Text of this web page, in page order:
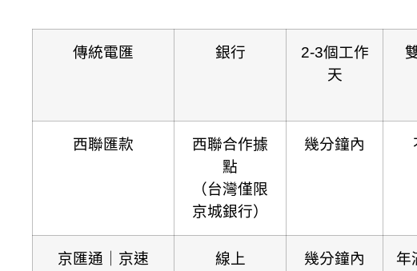
傳統電匯 銀行
2-3個工作
天
西聯匯款
西聯合作據
點
（台灣僅限
京城銀行）
幾分鐘內
京匯通｜ 京速
線上 幾分鐘內
年